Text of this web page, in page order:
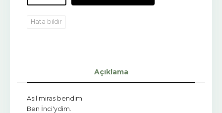
Hata bildir
Açıklama
Asıl miras bendim.
Ben İnci'ydim.